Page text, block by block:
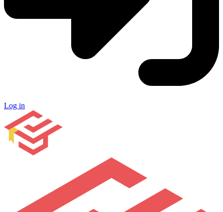
Log in